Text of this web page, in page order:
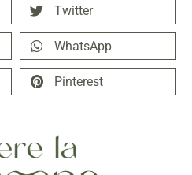
Twitter
WhatsApp
Pinterest